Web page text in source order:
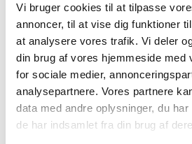
Vi bruger cookies til at tilpasse
annoncer, til at vise dig funktioner
at analysere vores trafik. Vi deler
din brug af vores hjemmeside med
for sociale medier,
analysepartnere. Vores partnere
data med andre oplysninger, du
de har indsamlet fra din brug af
2020 (263)
december (24)
november (33)
oktober (20)
september (20)
august (17)
juli (11)